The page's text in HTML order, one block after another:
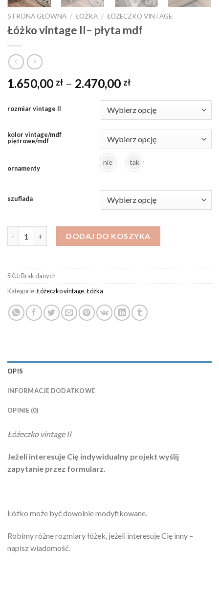
STRONA GŁÓWNA / ŁÓŻKA / ŁÓŻECZKO VINTAGE
Łóżko vintage II– płyta mdf
1.650,00 zł – 2.470,00 zł
rozmiar vintage II
kolor vintage/mdf
piętrowe/mdf
ornamenty
nie tak
szuflada
DODAJ DO KOSZYKA
SKU:Brak danych
Kategorie:Łóżeczko vintage,Łóżka
OPIS
INFORMACJE DODATKOWE
OPINIE (0)
Łóżeczko vintage II
Jeżeli interesuje Cię indywidualny projekt wyślij
zapytanie przez formularz.
Łóżko może być dowolnie modyfikowane.
Robimy różne rozmiary łóżek, jeżeli interesuje Cię inny –
napisz wiadomość.